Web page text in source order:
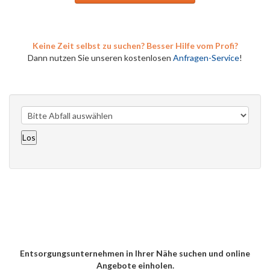
Keine Zeit selbst zu suchen? Besser Hilfe vom Profi?
Dann nutzen Sie unseren kostenlosen Anfragen-Service!
Entsorgungsunternehmen in Ihrer Nähe suchen und online
Angebote einholen.